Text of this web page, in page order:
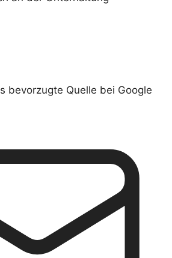
bevorzugte Quelle bei Google